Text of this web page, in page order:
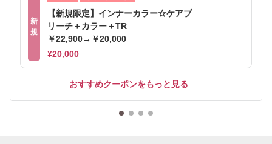
新
規
【新規限定】インナーカラー☆ケアブ
リーチ＋カラー＋TR
￥22,900→￥20,000
¥20,000
おすすめクーポンをもっと見る